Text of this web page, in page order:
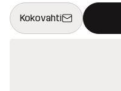
Kokovahti
Tämä painike avaa
{{size}} ei saatavilla